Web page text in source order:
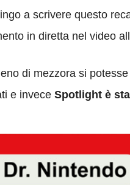
a scrivere questo
in diretta nel video
di mezzora si
e invece Spotlight è